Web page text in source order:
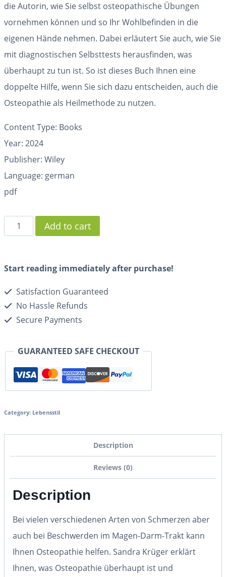
die Autorin, wie Sie selbst osteopathische Übungen
vornehmen können und so Ihr Wohlbefinden in die
eigenen Hände nehmen. Dabei erläutert Sie auch, wie Sie
mit diagnostischen Selbsttests herausfinden, was
überhaupt zu tun ist. So ist dieses Buch Ihnen eine
doppelte Hilfe, wenn Sie sich dazu entscheiden, auch die
Osteopathie als Heilmethode zu nutzen.
Content Type: Books
Year: 2024
Publisher: Wiley
Language: german
pdf
Add to cart
Start reading immediately after purchase!
Satisfaction Guaranteed
No Hassle Refunds
Secure Payments
GUARANTEED SAFE CHECKOUT
Category: Lebensstil
Description
Reviews (0)
Description
Bei vielen verschiedenen Arten von Schmerzen aber
auch bei Beschwerden im Magen-Darm-Trakt kann
Ihnen Osteopathie helfen. Sandra Krüger erklärt
Ihnen, was Osteopathie überhaupt ist und